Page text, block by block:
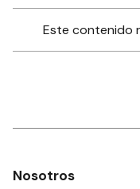
Este contenido
Nosotros